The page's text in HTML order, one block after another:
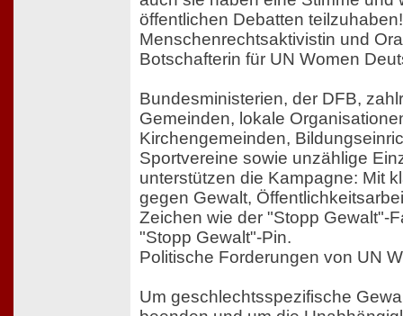
öffentlichen Debatten
Menschenrechtsaktivistin und
Botschafterin für UN Women
Bundesministerien, der DFB,
Gemeinden, lokale
Kirchengemeinden,
Sportvereine sowie unzählige
unterstützen die Kampagne: Mit
gegen Gewalt,
Zeichen wie der "Stopp Gewalt"-
"Stopp Gewalt"-Pin.
Politische Forderungen von UN
Um geschlechtsspezifische